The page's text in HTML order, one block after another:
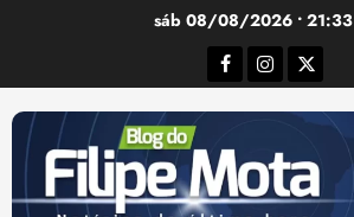
sáb 08/08/2026 • 21:33
Facebook
Instagram
Twitter